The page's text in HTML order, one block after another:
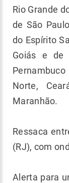
Rio Grande
de São
do Espírito
Goiás e de
Norte,
Maranhão.
Ressaca
(RJ), com
Alerta para